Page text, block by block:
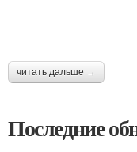
читать дальше →
Последние